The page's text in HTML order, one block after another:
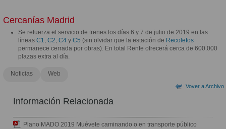
Cercanías Madrid
Se refuerza el servicio de trenes los días 6 y 7 de julio de 2019 en las
líneas C1, C2, C4 y C5 (sin olvidar que la estación de Recoletos
permanece cerrada por obras). En total Renfe ofrecerá cerca de 600.000
plazas extra al día.
Noticias Web
Vover a Archivo
Información Relacionada
Plano MADO 2019 Muévete caminando o en transporte público